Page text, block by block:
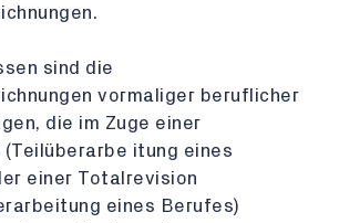
sind die
vormaliger beruflicher
die im Zuge einer
itung eines
einer Totalrevision
eines Berufes)